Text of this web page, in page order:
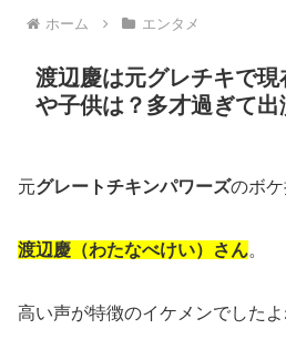
ホーム エンタメ
渡辺慶は元グレチキで
や子供は？多才過ぎて出
元グレートチキンパワーズのボ
渡辺慶（わたなべけい）さん。
高い声が特徴のイケメンでしたよ